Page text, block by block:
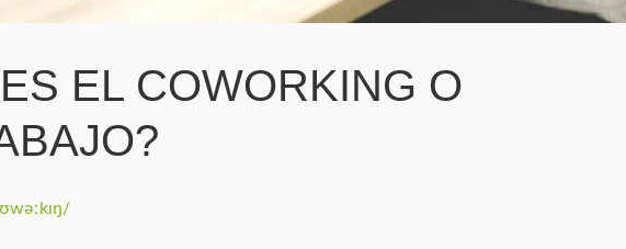
EL COWORKING O